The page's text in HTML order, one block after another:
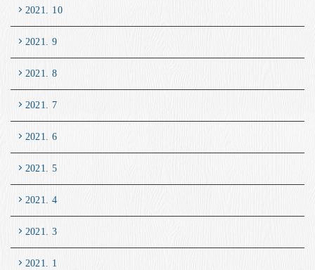
2021. 10
2021. 9
2021. 8
2021. 7
2021. 6
2021. 5
2021. 4
2021. 3
2021. 1